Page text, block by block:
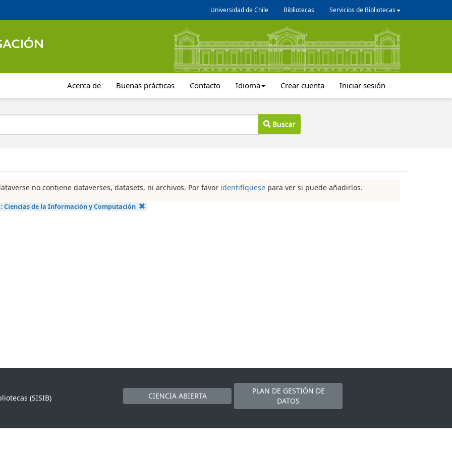
Universidad de Chile Bibliotecas Servicios de Bibliotecas
Acerca de Buenas prácticas Contacto Idioma Crear cuenta Iniciar sesión
Buscar
no contiene dataverses, datasets, ni archivos. Por favor identifíquese para ver si puede añadirlos.
Ciencias de la Información y Computación
(SISIB)
CIENCIA ABIERTA
PLAN DE GESTIÓN DE
DATOS